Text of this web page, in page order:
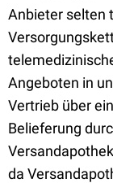
Anbieter selten
Angeboten in
Vertrieb über
Belieferung
da